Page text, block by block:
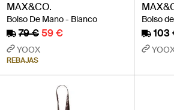
MAX&CO.
Bolso De Mano - Blanco
79 €59 €
YOOX
REBAJAS
Bolso
103